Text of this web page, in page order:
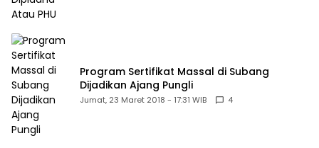
Program Sertifikat Massal di Subang
Dijadikan Ajang Pungli
Jumat, 23 Maret 2018 - 17:31 WIB 4